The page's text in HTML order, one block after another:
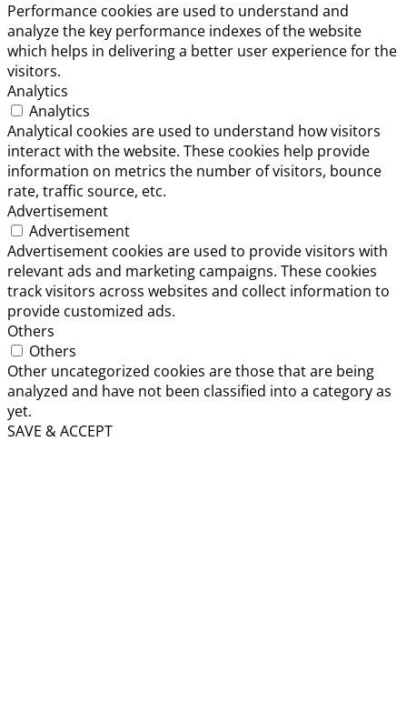
Performance cookies are used to understand and
analyze the key performance indexes of the website
which helps in delivering a better user experience for the
visitors.
Analytics
Analytics
Analytical cookies are used to understand how visitors
interact with the website. These cookies help provide
information on metrics the number of visitors, bounce
rate, traffic source, etc.
Advertisement
Advertisement
Advertisement cookies are used to provide visitors with
relevant ads and marketing campaigns. These cookies
track visitors across websites and collect information to
provide customized ads.
Others
Others
Other uncategorized cookies are those that are being
analyzed and have not been classified into a category as
yet.
SAVE & ACCEPT